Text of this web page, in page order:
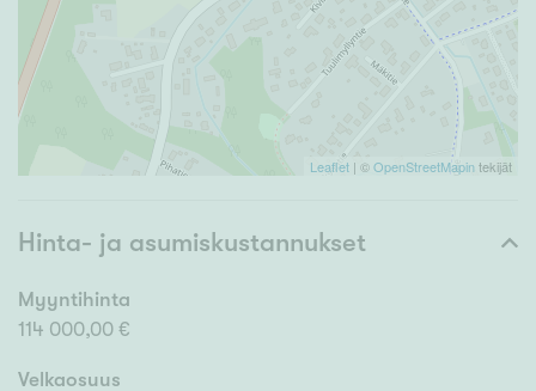
Leaflet | ©OpenStreetMapintekijät
Hinta- ja asumiskustannukset
Myyntihinta
114 000,00 €
Velkaosuus